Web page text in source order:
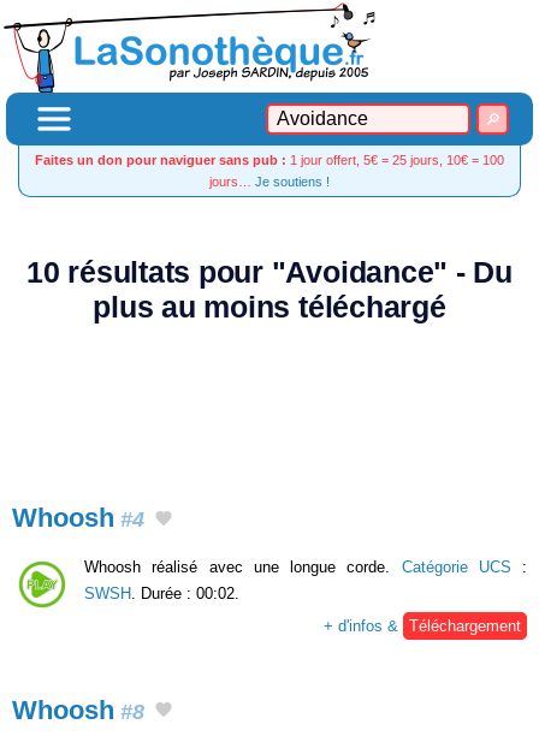
Faites un don pour naviguer sans pub : 1 jour offert, 5€ = 25 jours, 10€ = 100
jours… Je soutiens !
10 résultats pour "Avoidance" - Du
plus au moins téléchargé
Whoosh #4
Whoosh réalisé avec une longue corde. Catégorie UCS :
SWSH . Durée : 00:02.
+ d'infos &
Téléchargement
Whoosh #8